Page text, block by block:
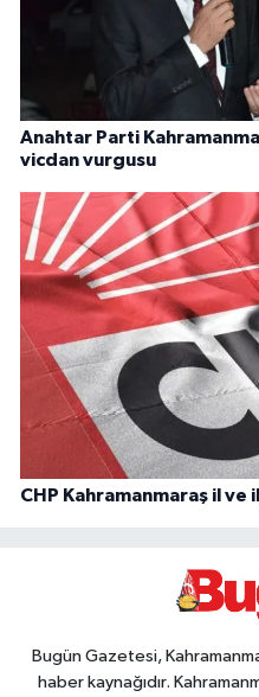
Anahtar Parti
vicdan vurgusu
CHP Kahramanmaraş il ve
Bugün Gazetesi,
haber kaynağıdır.